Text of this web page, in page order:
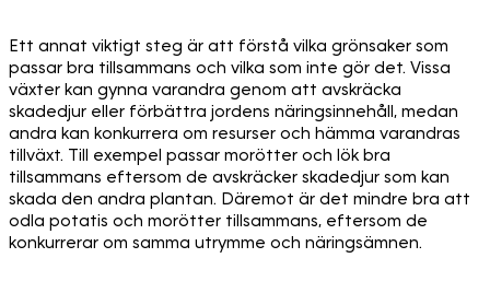
Ett annat viktigt steg är att förstå vilka grönsaker som
passar bra tillsammans och vilka som inte gör det. Vissa
växter kan gynna varandra genom att avskräcka
skadedjur eller förbättra jordens näringsinnehåll, medan
andra kan konkurrera om resurser och hämma varandras
tillväxt. Till exempel passar morötter och lök bra
tillsammans eftersom de avskräcker skadedjur som kan
skada den andra plantan. Däremot är det mindre bra att
odla potatis och morötter tillsammans, eftersom de
konkurrerar om samma utrymme och näringsämnen.